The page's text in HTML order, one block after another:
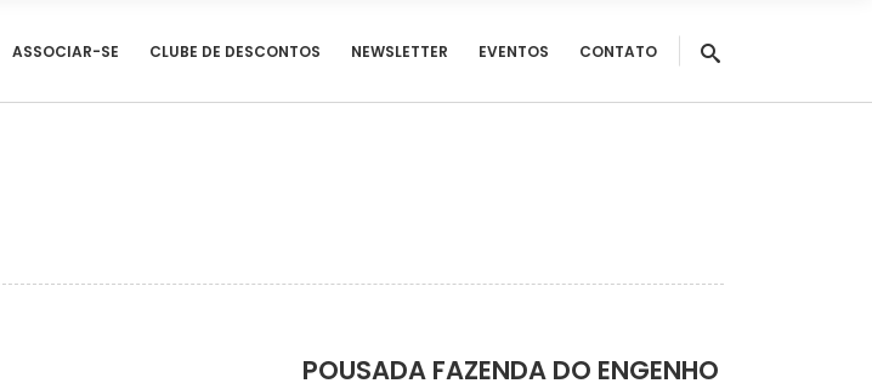
ASSOCIAR-SE CLUBE DE DESCONTOS NEWSLETTER EVENTOS CONTATO
POUSADA FAZENDA DO ENGENHO